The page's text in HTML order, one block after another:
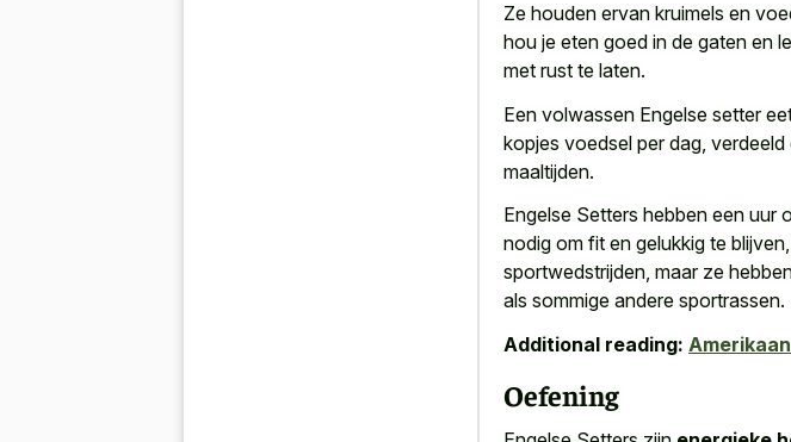
Ze houden ervan kruimels en
hou je eten goed in de gaten en
met rust te laten.
Een volwassen Engelse setter
kopjes voedsel per dag,
maaltijden.
Engelse Setters hebben een uur
nodig om fit en gelukkig te
sportwedstrijden, maar ze
als sommige andere sportrassen.
Additional reading:
Oefening